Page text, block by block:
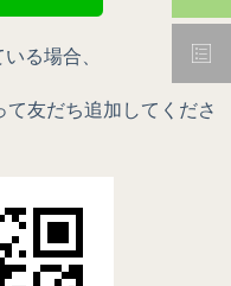
る場合、
友だち追加してくださ